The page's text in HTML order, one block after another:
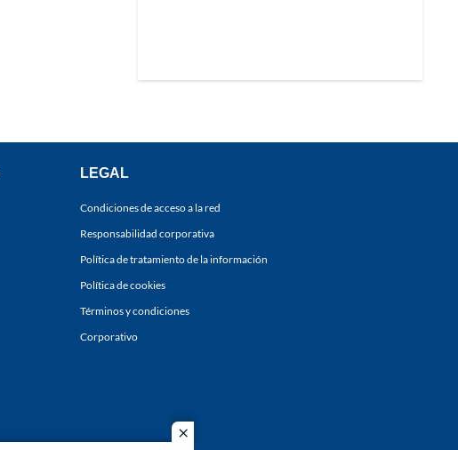
close
LEGAL
Condiciones de acceso a la red
Responsabilidad corporativa
Política de tratamiento de la información
Política de cookies
Términos y condiciones
Corporativo